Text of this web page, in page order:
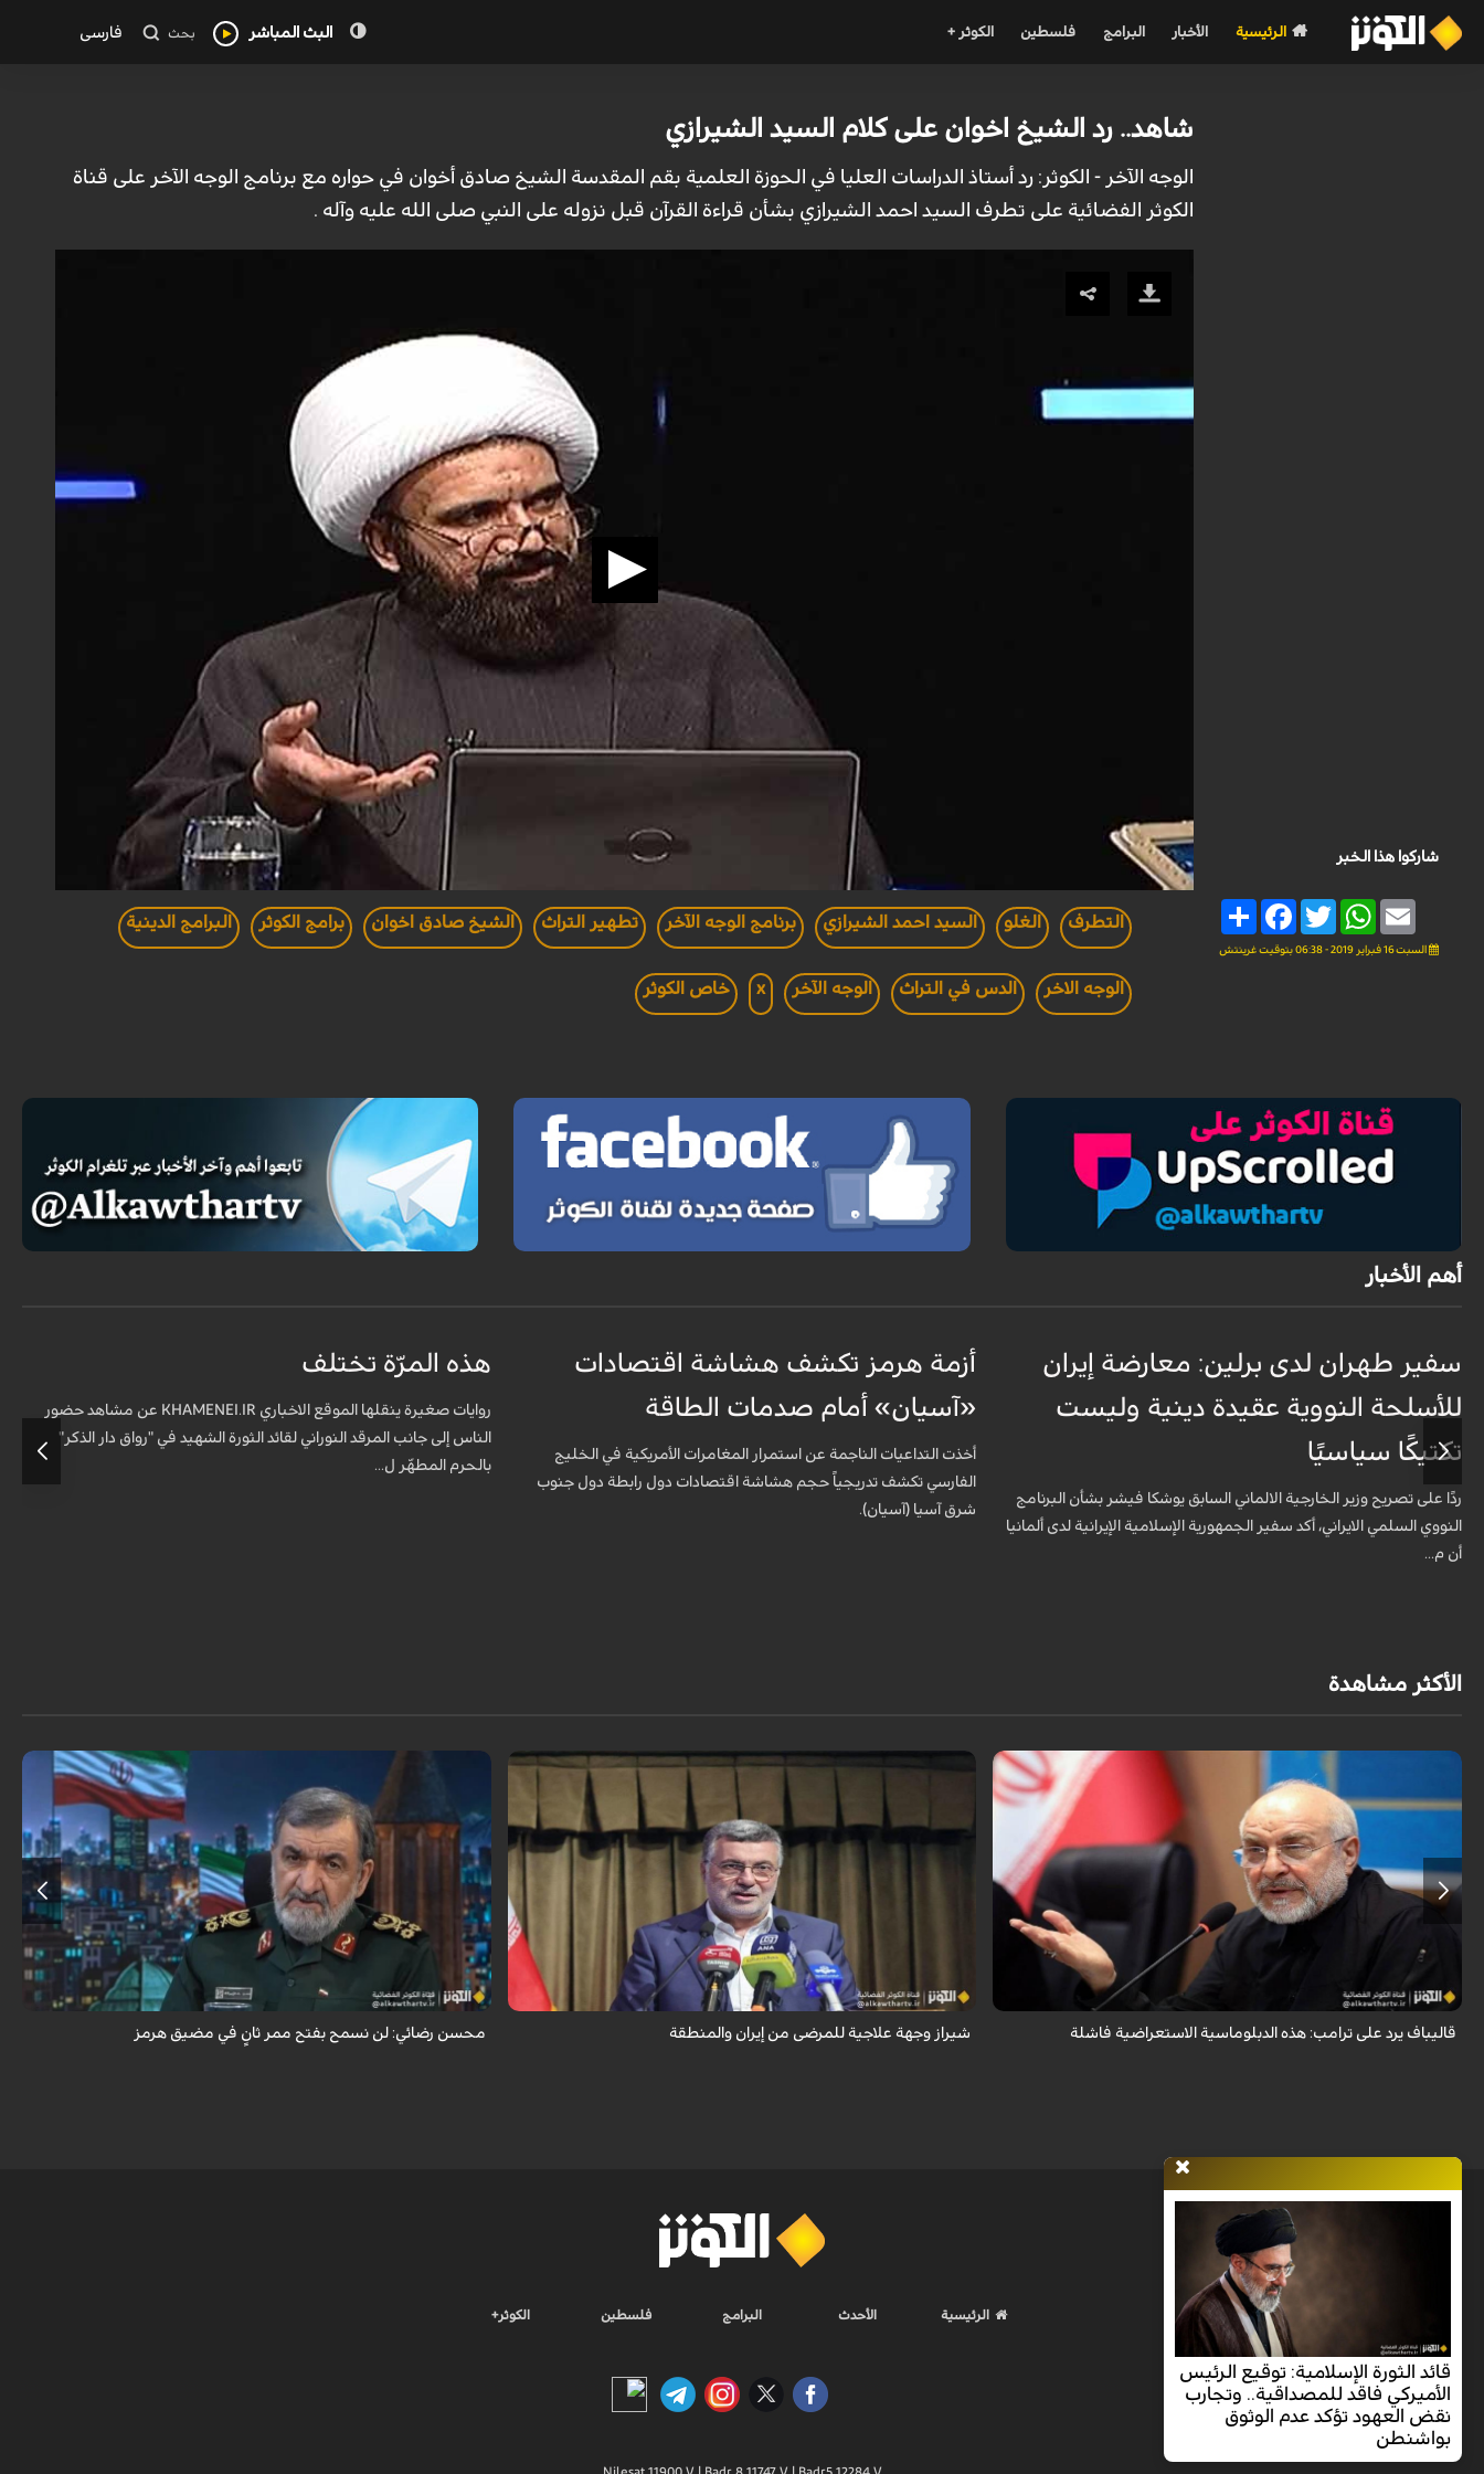
الرئيسية الأخبار البرامج فلسطين الكوثر + البث المباشر بحث فارسی
شاركوا هذا الخبر
Share
FacebookTwitter
WhatsAppEmail
السبت 16 فبراير 2019 - 06:38 بتوقيت غرينتش
شاهد.. رد الشيخ اخوان على كلام السيد الشيرازي
الوجه الآخر - الكوثر: رد أستاذ الدراسات العليا في الحوزة العلمية بقم المقدسة الشيخ صادق أخوان في حواره مع برنامج الوجه الآخر على قناة
الكوثر الفضائية على تطرف السيد احمد الشيرازي بشأن قراءة القرآن قبل نزوله على النبي صلى الله عليه وآله .
التطرف الغلو السيد احمد الشيرازي برنامج الوجه الآخر تطهير التراث الشيخ صادق اخوان برامج الكوثر البرامج الدينية
الوجه الاخر الدس في التراث الوجه الآخر x خاص الكوثر
أهم الأخبار
سفير طهران لدى برلين: معارضة إيران
للأسلحة النووية عقيدة دينية وليست
تكتيكًا سياسيًا
ردًا على تصريح وزير الخارجية الالماني السابق يوشكا فيشر بشأن البرنامج
النووي السلمي الايراني، أكد سفير الجمهورية الإسلامية الإيرانية لدى ألمانيا
أن م...
أزمة هرمز تكشف هشاشة اقتصادات
«آسيان» أمام صدمات الطاقة
أخذت التداعيات الناجمة عن استمرار المغامرات الأمريكية في الخليج
الفارسي تكشف تدريجياً حجم هشاشة اقتصادات دول رابطة دول جنوب
شرق آسيا (آسيان).
هذه المرّة تختلف
روايات صغيرة ينقلها الموقع الاخباري KHAMENEI.IR عن مشاهد حضور
الناس إلى جانب المرقد النوراني لقائد الثورة الشهيد في "رواق دار الذكر"
بالحرم المطهّر ل...
الأكثر مشاهدة
أكد رئيس مجلس الشورى الإسلامي الإيراني أن التصريحات الاستعراضية
والتهديدات المتكررة لم تعد تُجدي نفعاً، واصفاً إياها بالدبلوماسية الفاشلة.
قاليباف يرد على ترامب: هذه الدبلوماسية الاستعراضية فاشلة
تُعدّ المراكز العلاجية في شيراز، بدعم من كفاءاتها المتخصّصة وتقنياتها الحديثة،
وجهةً للمرضى من داخل إيران وخارجها.
شيراز وجهة علاجية للمرضى من إيران والمنطقة
أكد اللواء محسن رضائي أن إيران لن تسمح بفتح ممر ثانٍ في مضيق هرمز.
محسن رضائي: لن نسمح بفتح ممر ثانٍ في مضيق هرمز
قائد الثورة الإسلامية: توقيع الرئيس
الأميركي فاقد للمصداقية.. وتجارب
نقض العهود تؤكد عدم الوثوق
بواشنطن
الرئيسية الأحدث البرامج فلسطين الكوثر+